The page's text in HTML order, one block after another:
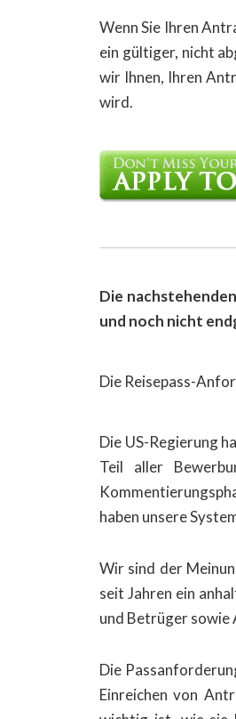
Wenn Sie Ihren
ein gültiger, nicht
wir Ihnen, Ihren
wird.
Die
und noch nicht
Die Reisepass-
Die US-Regierung
Teil aller
haben unsere
Wir sind der
seit Jahren ein
und Betrüger sowie
Die
Einreichen von